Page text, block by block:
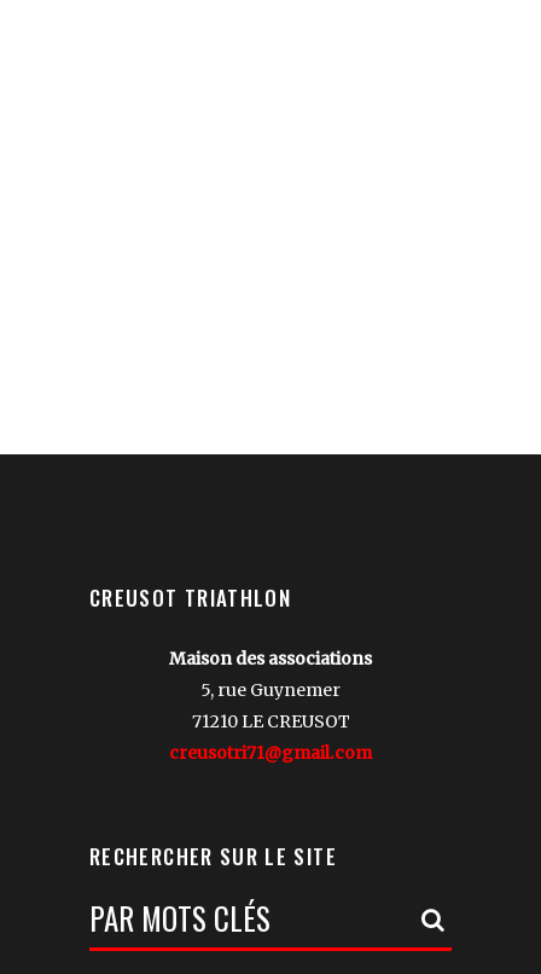
CREUSOT TRIATHLON
Maison des associations
5, rue Guynemer
71210 LE CREUSOT
creusotri71@gmail.com
RECHERCHER SUR LE SITE
Votre
Recherche: